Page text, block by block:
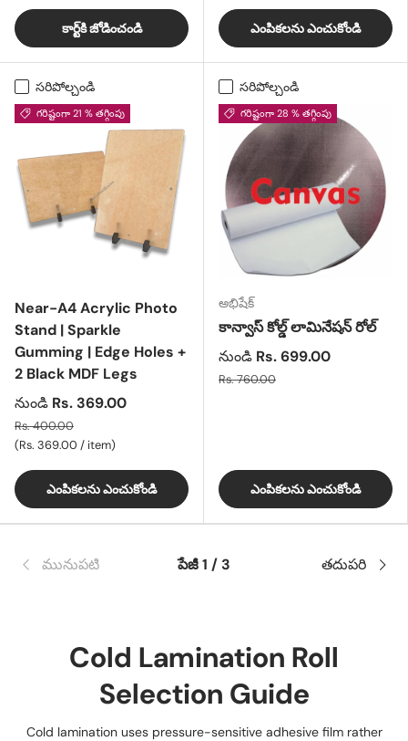
కార్ట్‌కి జోడించండి ఎంపికలను ఎంచుకోండి
సరిపోల్చండి
గరిష్టంగా 21 % తగ్గింపు
Near-A4 Acrylic Photo
Stand | Sparkle
Gumming | Edge Holes +
2 Black MDF Legs
నుండి Rs. 369.00
Rs. 400.00
యూనిట్ ధర
Rs. 369.00 / item
ఎంపికలను ఎంచుకోండి
సరిపోల్చండి
గరిష్టంగా 28 % తగ్గింపు
అభిషేక్
కాన్వాస్ కోల్డ్ లామినేషన్ రోల్
నుండి Rs. 699.00
Rs. 760.00
ఎంపికలను ఎంచుకోండి
మునుపటి పేజీ 1 / 3 తదుపరి
Cold Lamination Roll
Selection Guide
Cold lamination uses pressure-sensitive adhesive film rather